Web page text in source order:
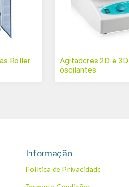
Roller
Agitadores 2D e 3D
oscilantes
Informação
Política de Privacidade